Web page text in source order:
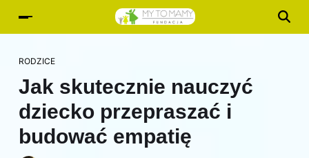
RODZICE
Jak skutecznie nauczyć
dziecko przepraszać i
budować empatię